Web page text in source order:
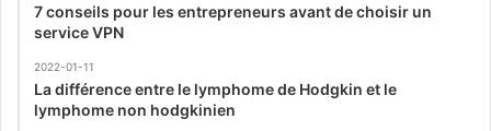
7 conseils pour les entrepreneurs avant de choisir un
service VPN
2022-01-11
La différence entre le lymphome de Hodgkin et le
lymphome non hodgkinien